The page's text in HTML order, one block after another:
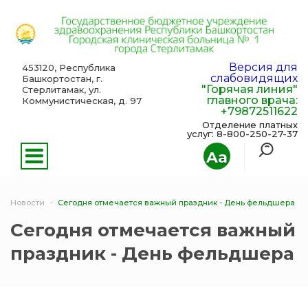
Aa
453120, Республика
Башкортостан, г.
Стерлитамак, ул.
Коммунистическая, д. 97
Версия для
слабовидящих
"Горячая линия"
главного врача:
+79872511622
Отделение платных
услуг: 8-800-250-27-37
Новости Сегодня отмечается важный праздник - День фельдшера
Сегодня отмечается важный
праздник - День фельдшера